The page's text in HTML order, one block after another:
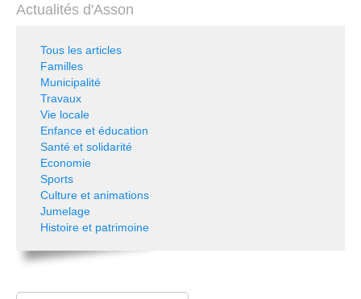
Actualités d'Asson
Tous les articles
Familles
Municipalité
Travaux
Vie locale
Enfance et éducation
Santé et solidarité
Economie
Sports
Culture et animations
Jumelage
Histoire et patrimoine
Rechercher